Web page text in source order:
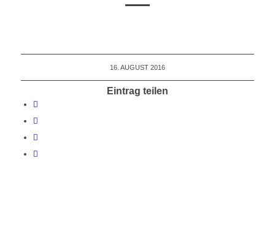
16. AUGUST 2016
Eintrag teilen